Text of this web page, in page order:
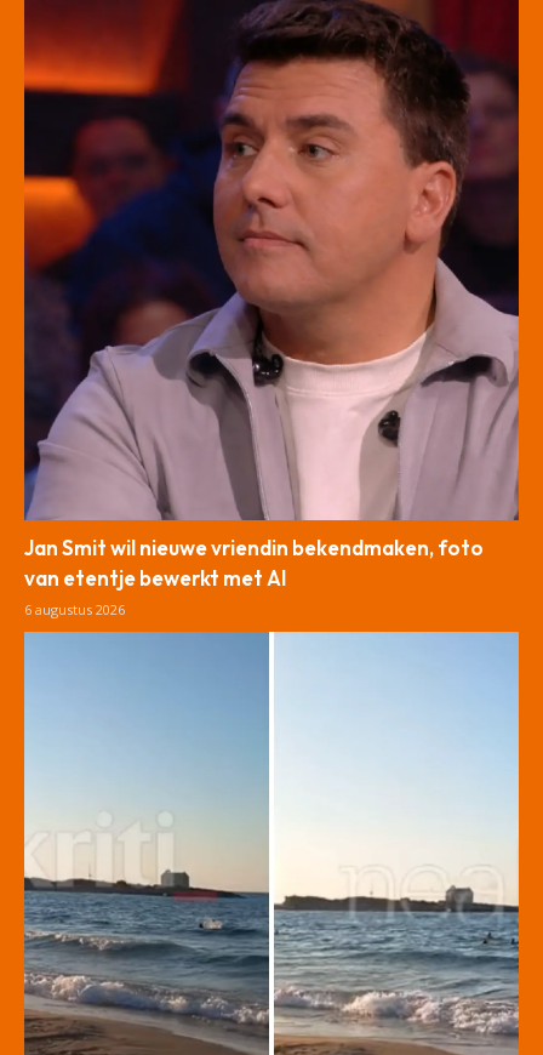
Jan Smit wil nieuwe vriendin bekendmaken, foto
van etentje bewerkt met AI
6 augustus 2026